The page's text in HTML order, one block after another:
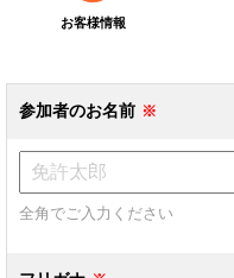
お客様情報
参加者のお名前
全角でご入力ください